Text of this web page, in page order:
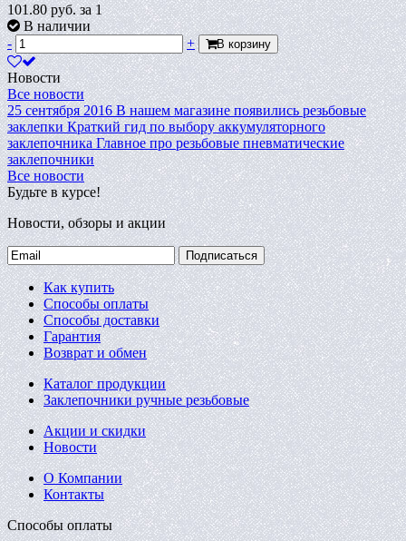
101.80руб.за 1
В наличии
-
+ В корзину
Новости
Все новости
25 сентября 2016 В нашем магазине появились резьбовые
заклепки Краткий гид по выбору аккумуляторного
заклепочника Главное про резьбовые пневматические
заклепочники
Все новости
Будьте в курсе!
Новости, обзоры и акции
Подписаться
Как купить
Способы оплаты
Способы доставки
Гарантия
Возврат и обмен
Каталог продукции
Заклепочники ручные резьбовые
Акции и скидки
Новости
О Компании
Контакты
Способы оплаты